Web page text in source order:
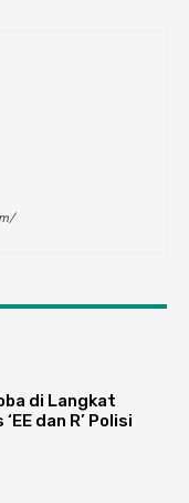
di Langkat
dan R’ Polisi